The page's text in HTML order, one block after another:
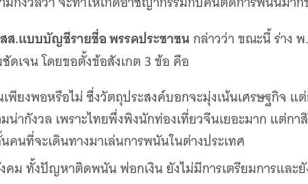
ส.แบบบัญชีรายชื่อ พรรคประชาชน กล่าวว่า ขณะนี้ ร่าง
ดเจน โดยขอตั้งข้อสังเกต 3 ข้อ คือ
พียงพอหรือไม่ ซึ่งวัตถุประสงค์บอกจะมุ่งเน้นเศรษฐกิจ
น่ากังวล เพราะไทยพึ่งพิงนักท่องเที่ยวจีนเยอะมาก แต่ก
คนที่จะเดินทางมาเล่นการพนันในต่างประเทศ
คม ทั้งปัญหาติดพนัน ฟอกเงิน ยังไม่มีการเตรียมการและ